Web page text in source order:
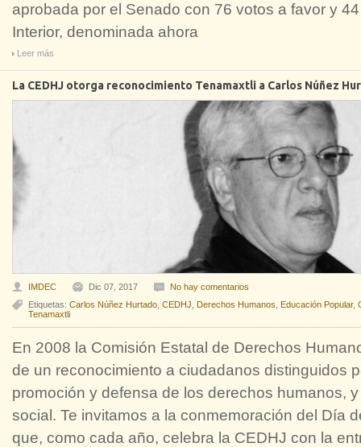
aprobada por el Senado con 76 votos a favor y
Interior, denominada ahora
Leer más
La CEDHJ otorga reconocimiento Tenamaxtli a Carlos Núñez
IMDEC Dic 07, 2017
No hay comentarios
Etiquetas: Carlos Núñez Hurtado CEDHJ Derechos Humanos Educación Popular,
Tenamaxtli
En 2008 la Comisión Estatal de Derechos
de un reconocimiento a ciudadanos distinguidos
promoción y defensa de los derechos humanos,
social. Te invitamos a la conmemoración del Día
que, como cada año, celebra la CEDHJ con la